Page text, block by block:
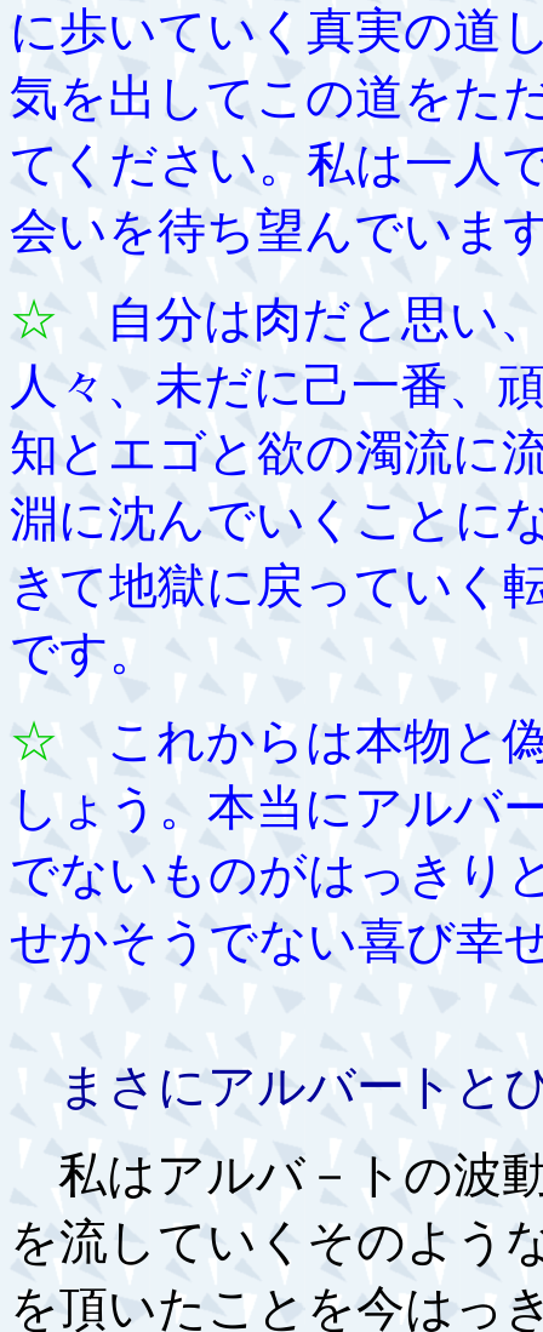
に歩いていく真実の道
気を出してこの道をた
てください。私は一人
会いを待ち望んでいま
☆自分は肉だと思い
人々、未だに己一番、
知とエゴと欲の濁流に
淵に沈んでいくことに
きて地獄に戻っていく
です。
☆ これからは本物と
しょう。本当にアルバ
でないものがはっきり
せかそうでない喜び幸
まさにアルバートと
私はアルバ－トの波
を流していくそのよう
を頂いたことを今はっ